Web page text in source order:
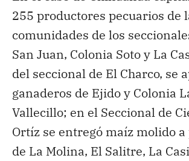
255 productores pecuarios de
comunidades de los
San Juan, Colonia Soto y La
del seccional de El Charco, se
ganaderos de Ejido y Colonia
Vallecillo; en el Seccional de
Ortíz se entregó maíz molido
de La Molina, El Salitre, La